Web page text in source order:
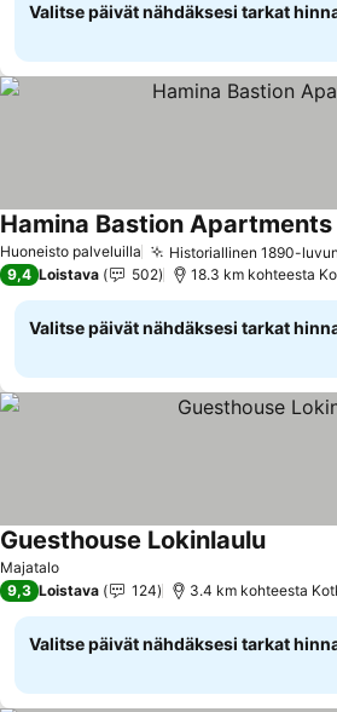
Valitse päivät nähdäksesi tarkat
Huoneisto palveluilla Historiallinen 1890-
Hamina Bastion Apartments
9,4 Loistava 502 18.3 km kohteesta
Valitse päivät nähdäksesi tarkat
Majatalo
Guesthouse Lokinlaulu
9,3 Loistava 124 3.4 km kohteesta
Valitse päivät nähdäksesi tarkat